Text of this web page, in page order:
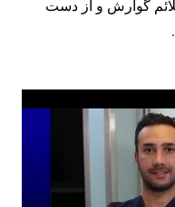
گوارش و از دست